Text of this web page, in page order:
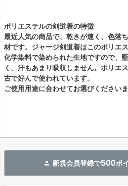
ポリエステルの剣道着の特徴
最近人気の商品で、乾きが速く、色落
材です。ジャージ剣道着はこのポリエ
化学染料で染められた生地ですので、
く、汗もあまり吸収しません。ポリエ
古で好んで使われています。
ご使用用途に合わせてお選びくださいま
新規会員登録で500ポ